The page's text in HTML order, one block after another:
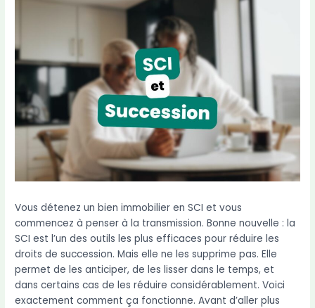
Vous détenez un bien immobilier en SCI et vous
commencez à penser à la transmission. Bonne nouvelle : la
SCI est l’un des outils les plus efficaces pour réduire les
droits de succession. Mais elle ne les supprime pas. Elle
permet de les anticiper, de les lisser dans le temps, et
dans certains cas de les réduire considérablement. Voici
exactement comment ça fonctionne. Avant d’aller plus